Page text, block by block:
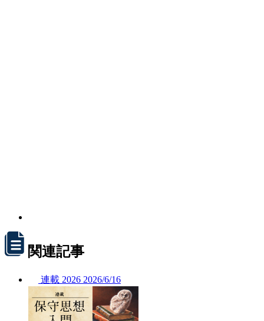
関連記事
連載 2026 2026/6/16